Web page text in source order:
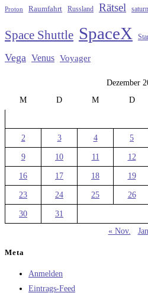
Proton Raumfahrt Russland Rätsel
Space Shuttle SpaceX
Vega Venus Voyager
Dezember
M
D M D
2 3 4 5
9 10 11 12
16 17 18 19
23 24 25 26
30
31
« Nov.
Meta
Anmelden
Eintrags-Feed